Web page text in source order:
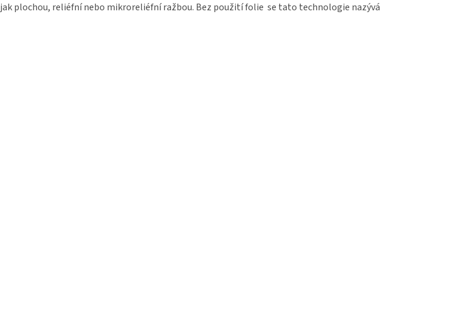
jak plochou, reliéfní nebo mikroreliéfní ražbou. Bez použití folie se tato technologie nazývá